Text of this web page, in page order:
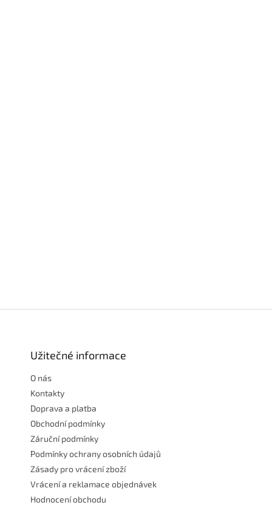
Užitečné informace
O nás
Kontakty
Doprava a platba
Obchodní podmínky
Záruční podmínky
Podmínky ochrany osobních údajů
Zásady pro vrácení zboží
Vrácení a reklamace objednávek
Hodnocení obchodu